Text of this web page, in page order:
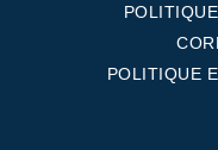
POLITIQUE